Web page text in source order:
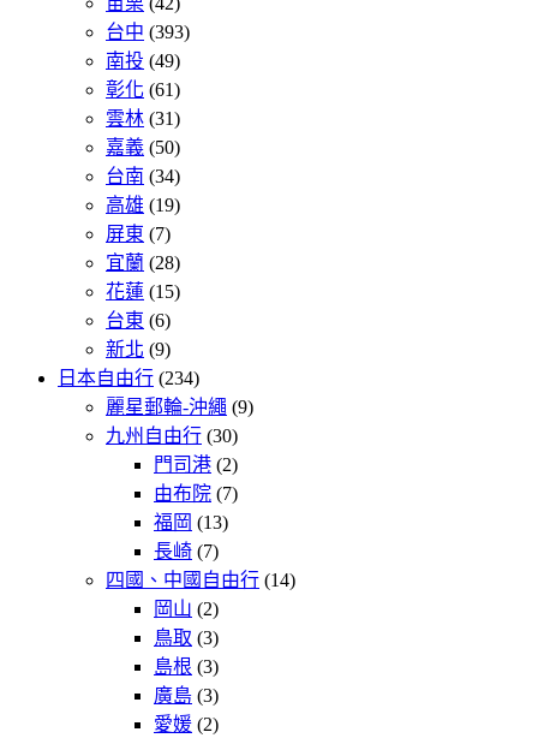
台中 (393)
南投 (49)
彰化 (61)
雲林 (31)
嘉義 (50)
台南 (34)
高雄 (19)
屏東 (7)
宜蘭 (28)
花蓮 (15)
台東 (6)
新北 (9)
日本自由行 (234)
麗星郵輪-沖繩 (9)
九州自由行 (30)
門司港 (2)
由布院 (7)
福岡 (13)
長崎 (7)
四國、中國自由行 (14)
岡山 (2)
鳥取 (3)
島根 (3)
廣島 (3)
愛媛 (2)